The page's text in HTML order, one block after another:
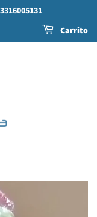
Carrito